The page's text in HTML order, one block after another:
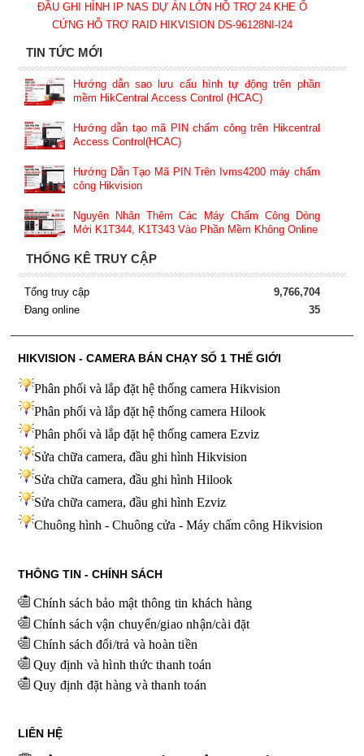
ĐẦU GHI HÌNH IP NAS DỰ ÁN LỚN HỖ TRỢ 24 KHE Ổ
CỨNG HỖ TRỢ RAID HIKVISION DS-96128NI-I24
TIN TỨC MỚI
Hướng dẫn sao lưu cấu hình tự động trên phần
mềm HikCentral Access Control (HCAC)
Hướng dẫn tạo mã PIN chấm công trên Hikcentral
Access Control(HCAC)
Hướng Dẫn Tạo Mã PIN Trên Ivms4200 máy chấm
công Hikvision
Nguyên Nhân Thêm Các Máy Chấm Công Dòng
Mới K1T344, K1T343 Vào Phần Mềm Không Online
THỐNG KÊ TRUY CẬP
Tổng truy cập
9,766,704
Đang online
35
HIKVISION - CAMERA BÁN CHẠY SỐ 1 THẾ GIỚI
Phân phối và lắp đặt hệ thống camera Hikvision
Phân phối và lắp đặt hệ thống camera Hilook
Phân phối và lắp đặt hệ thống camera Ezviz
Sửa chữa camera, đầu ghi hình Hikvision
Sửa chữa camera, đầu ghi hình Hilook
Sửa chữa camera, đầu ghi hình Ezviz
Chuông hình - Chuông cửa - Máy chấm công Hikvision
THÔNG TIN - CHÍNH SÁCH
Chính sách bảo mật thông tin khách hàng
Chính sách vận chuyển/giao nhận/cài đặt
Chính sách đổi/trả và hoàn tiền
Quy định và hình thức thanh toán
Quy định đặt hàng và thanh toán
LIÊN HỆ